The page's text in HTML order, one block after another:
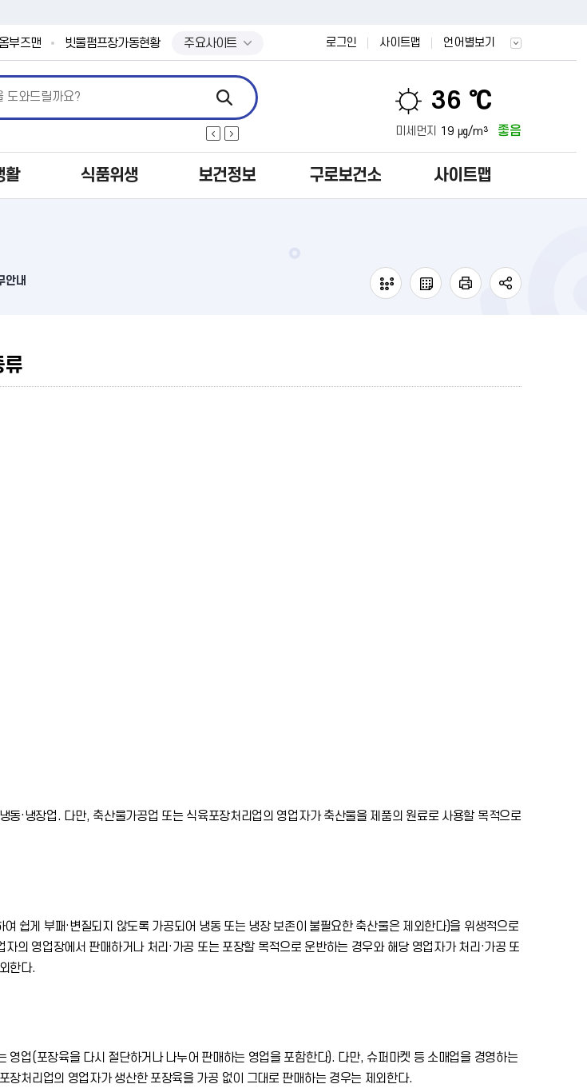
부즈맨 빗물펌프장가동현황 주요사이트 로그인 사이트맵 언어별보기
36 ℃
미세먼지 19 ㎍/m³ 좋음
활 식품위생 보건정보 구로보건소 사이트맵
안내
류
동·냉장업. 다만, 축산물가공업 또는 식육포장처리업의 영업자가 축산물을 제품의 원료로 사용할 목적으로
여 쉽게 부패·변질되지 않도록 가공되어 냉동 또는 냉장 보존이 불필요한 축산물은 제외한다)을 위생적으로
의 영업장에서 판매하거나 처리·가공 또는 포장할 목적으로 운반하는 경우와 해당 영업자가 처리·가공 또
한다.
영업(포장육을 다시 절단하거나 나누어 판매하는 영업을 포함한다). 다만, 슈퍼마켓 등 소매업을 경영하는
장처리업의 영업자가 생산한 포장육을 가공 없이 그대로 판매하는 경우는 제외한다.